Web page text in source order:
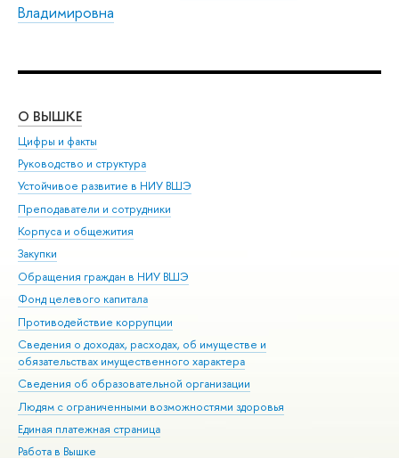
Владимировна
О ВЫШКЕ
Цифры и факты
Руководство и структура
Устойчивое развитие в НИУ ВШЭ
Преподаватели и сотрудники
Корпуса и общежития
Закупки
Обращения граждан в НИУ ВШЭ
Фонд целевого капитала
Противодействие коррупции
Сведения о доходах, расходах, об имуществе и
обязательствах имущественного характера
Сведения об образовательной организации
Людям с ограниченными возможностями здоровья
Единая платежная страница
Работа в Вышке